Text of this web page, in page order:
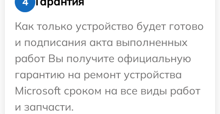
Как только устройство будет готово
и подписания акта выполненных
работ Вы получите официальную
гарантию на ремонт устройства
Microsoft сроком на все виды работ
и запчасти.